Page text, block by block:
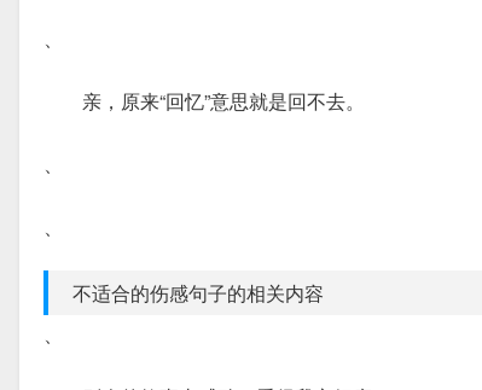
、
亲，原来“回忆”意思就是回不去。
、
、
不适合的伤感句子的相关内容
、